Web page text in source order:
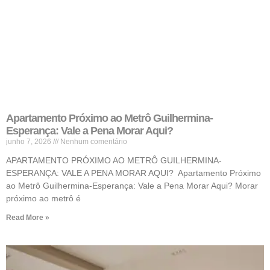
Apartamento Próximo ao Metrô Guilhermina-
Esperança: Vale a Pena Morar Aqui?
junho 7, 2026 Nenhum comentário
APARTAMENTO PRÓXIMO AO METRÔ GUILHERMINA-
ESPERANÇA: VALE A PENA MORAR AQUI? Apartamento Próximo
ao Metrô Guilhermina-Esperança: Vale a Pena Morar Aqui? Morar
próximo ao metrô é
Read More »